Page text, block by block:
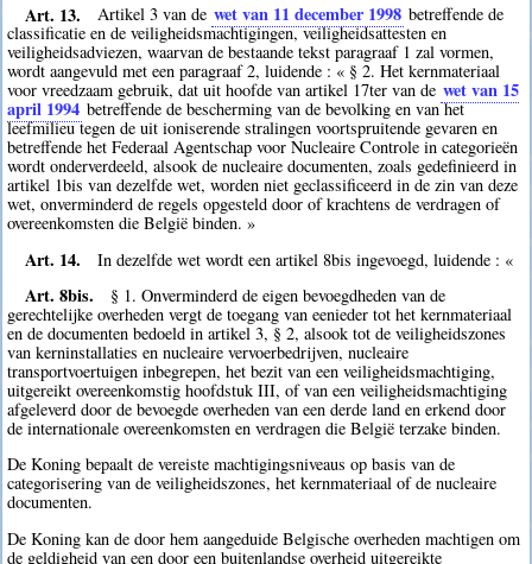
Art. 13. Artikel 3 van de wet van 11 december 1998 betreffende de
classificatie en de veiligheidsmachtigingen, veiligheidsattesten en
veiligheidsadviezen, waarvan de bestaande tekst paragraaf 1 zal vormen,
wordt aangevuld met een paragraaf 2, luidende : « § 2. Het kernmateriaal
voor vreedzaam gebruik, dat uit hoofde van artikel 17ter van de wet van 15
april 1994 betreffende de bescherming van de bevolking en van het
leefmilieu tegen de uit ioniserende stralingen voortspruitende gevaren en
betreffende het Federaal Agentschap voor Nucleaire Controle in categorieën
wordt onderverdeeld, alsook de nucleaire documenten, zoals gedefinieerd in
artikel 1bis van dezelfde wet, worden niet geclassificeerd in de zin van deze
wet, onverminderd de regels opgesteld door of krachtens de verdragen of
overeenkomsten die België binden. »
Art. 14. In dezelfde wet wordt een artikel 8bis ingevoegd, luidende : «
Art. 8bis.
§ 1. Onverminderd de eigen bevoegdheden van de
gerechtelijke overheden vergt de toegang van eenieder tot het kernmateriaal
en de documenten bedoeld in artikel 3, § 2, alsook tot de veiligheidszones
van kerninstallaties en nucleaire vervoerbedrijven, nucleaire
transportvoertuigen inbegrepen, het bezit van een veiligheidsmachtiging,
uitgereikt overeenkomstig hoofdstuk III, of van een veiligheidsmachtiging
afgeleverd door de bevoegde overheden van een derde land en erkend door
de internationale overeenkomsten en verdragen die België terzake binden.
De Koning bepaalt de vereiste machtigingsniveaus op basis van de
categorisering van de veiligheidszones, het kernmateriaal of de nucleaire
documenten.
De Koning kan de door hem aangeduide Belgische overheden machtigen om
de geldigheid van een door een buitenlandse overheid uitgereikte